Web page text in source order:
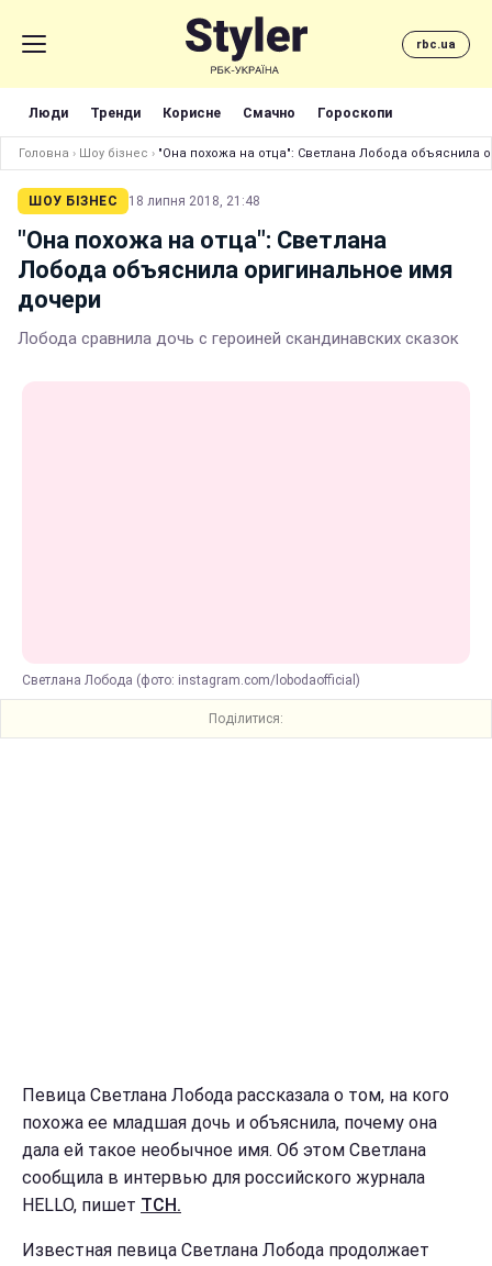
rbc.ua
Люди Тренди Корисне Смачно Гороскопи
Головна › Шоу бізнес › "Она похожа на отца": Светлана Лобода объяснила
ШОУ БІЗНЕС 18 липня 2018, 21:48
"Она похожа на отца": Светлана
Лобода объяснила оригинальное имя
дочери
Лобода сравнила дочь с героиней скандинавских сказок
Светлана Лобода (фото: instagram.com/lobodaofficial)
Поділитися:
Певица Светлана Лобода рассказала о том, на кого
похожа ее младшая дочь и объяснила, почему она
дала ей такое необычное имя. Об этом Светлана
сообщила в интервью для российского журнала
HELLO, пишет ТСН.
Известная певица Светлана Лобода продолжает